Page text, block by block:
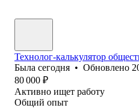
Технолог-калькулятор
Была сегодня • Обновлено
80 000 ₽
Активно ищет работу
Общий опыт